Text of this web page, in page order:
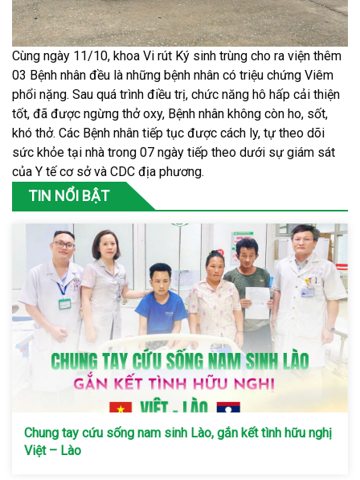
Cùng ngày 11/10, khoa Vi rút Ký sinh trùng cho ra viện thêm
03 Bệnh nhân đều là những bệnh nhân có triệu chứng Viêm
phổi nặng. Sau quá trình điều trị, chức năng hô hấp cải thiện
tốt, đã được ngừng thở oxy, Bệnh nhân không còn ho, sốt,
khó thở. Các Bệnh nhân tiếp tục được cách ly, tự theo dõi
sức khỏe tại nhà trong 07 ngày tiếp theo dưới sự giám sát
của Y tế cơ sở và CDC địa phương.
TIN NỔI BẬT
Chung tay cứu sống nam sinh Lào, gắn kết tình hữu nghị
Việt – Lào